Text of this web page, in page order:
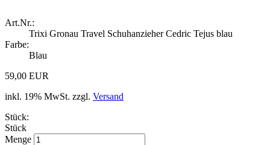
Art.Nr.:
Trixi Gronau Travel Schuhanzieher Cedric Tejus blau
Farbe:
Blau
59,00 EUR
inkl. 19% MwSt. zzgl. Versand
Stück:
Stück
Menge